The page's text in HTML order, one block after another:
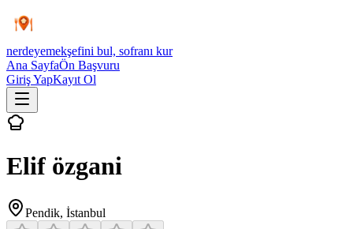
nerdeyemekşefini bul, sofranı kur
Ana SayfaÖn Başvuru
Giriş YapKayıt Ol
Elif özgani
Pendik, İstanbul